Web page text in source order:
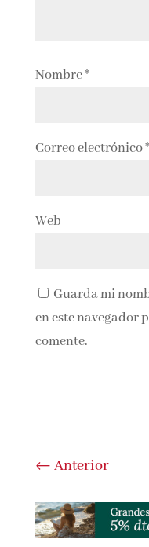
Nombre*
Correo electrónico*
Web
Guarda mi
en este navegador
comente.
← Anterior